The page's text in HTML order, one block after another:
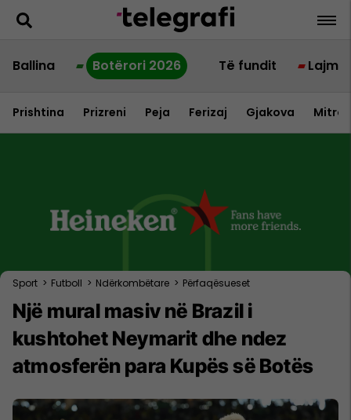
Ballina Botërori 2026 Të fundit Lajme
Prishtina Prizreni Peja Ferizaj Gjakova
Sport > Futboll > Ndërkombëtare > Përfaqësueset
Një mural masiv në Brazil i
kushtohet Neymarit dhe ndez
atmosferën para Kupës së Botës